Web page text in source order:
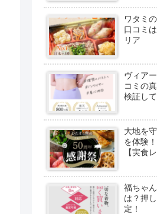
ワタミ
口コミ
リア
ヴィア
コミの
検証し
大地を
を体験
【実食
福ちゃ
は？押
定！